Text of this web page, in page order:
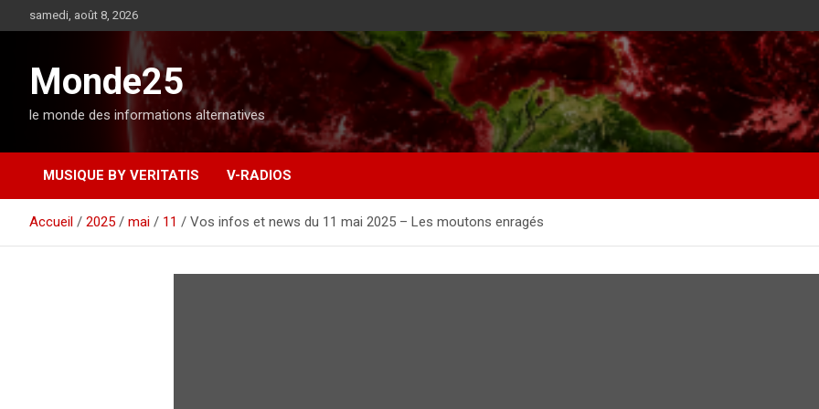
l
t
samedi, août 8, 2026
Monde25
le monde des informations alternatives
MUSIQUE BY VERITATIS V-RADIOS
Accueil 2025 mai 11 Vos infos et news du 11 mai 2025 – Les moutons enragés